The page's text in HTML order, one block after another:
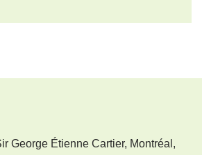
George Étienne Cartier, Montréal,